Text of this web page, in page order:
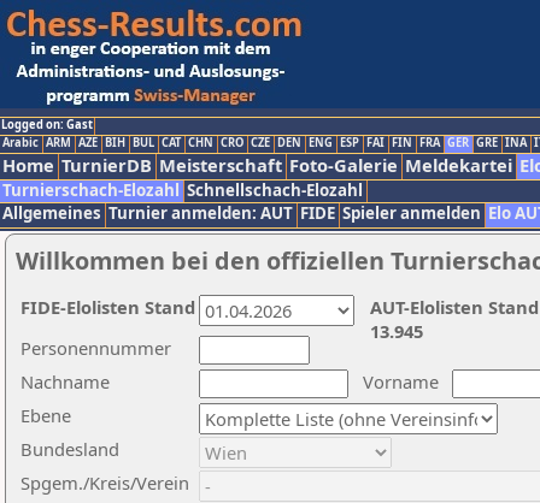
Logged on: Gast
Arabic ARM AZE BIH BUL CAT CHN CRO CZE DEN ENG ESP FAI FIN FRA GER GRE INA
Home TurnierDB Meisterschaft Foto-Galerie Meldekartei
Turnierschach-Elozahl Schnellschach-Elozahl
Allgemeines Turnier anmelden: AUT FIDE Spieler anmelden Elo
Willkommen bei den offiziellen
Nachname
Vorname
Ebene
Personennummer
Bundesland
Spgem./Kreis/Verein
AUT-Elolisten
13.945
FIDE-Elolisten Stand